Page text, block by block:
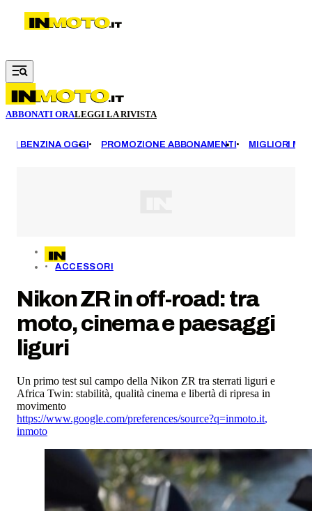
Vai al contenuto principale
ABBONATI ORALEGGI LA RIVISTA
BENZINA OGGI PROMOZIONE ABBONAMENTI MIGLIORI
ACCESSORI
Nikon ZR in off-road: tra
moto, cinema e paesaggi
liguri
Un primo test sul campo della Nikon ZR tra sterrati liguri e
Africa Twin: stabilità, qualità cinema e libertà di ripresa in
movimento
https://www.google.com/preferences/source?q=inmoto.it,
inmoto